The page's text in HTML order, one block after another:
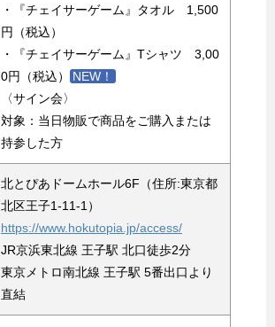
・『チェイサーゲーム』タオル 1,500
円（税込）
・『チェイサーゲーム』Tシャツ 3,00
0円（税込）
NEW！
〈サイン会〉
対象：当日物販で商品をご購入または
持参した方
北とぴあドームホール6F（住所:東京都
北区王子1-11-1）
https://www.hokutopia.jp/access/
JR京浜東北線 王子駅 北口徒歩2分
東京メトロ南北線 王子駅 5番出口より
直結